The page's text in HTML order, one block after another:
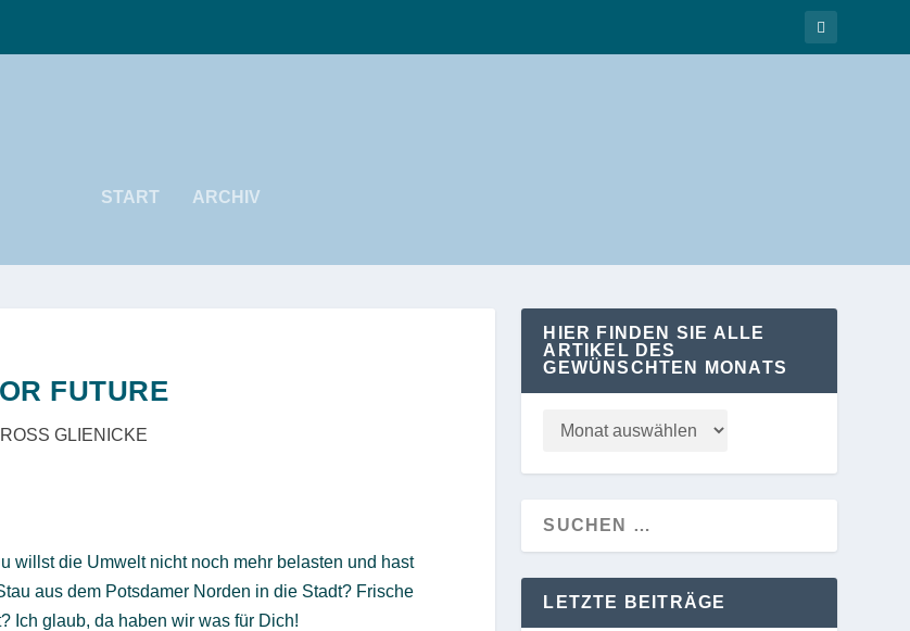
START ARCHIV
FUTURE
GLIENICKE
willst die Umwelt nicht noch mehr belasten und hast
aus dem Potsdamer Norden in die Stadt? Frische
Ich glaub, da haben wir was für Dich!
HIER FINDEN SIE ALLE
ARTIKEL DES
GEWÜNSCHTEN MONATS
LETZTE BEITRÄGE